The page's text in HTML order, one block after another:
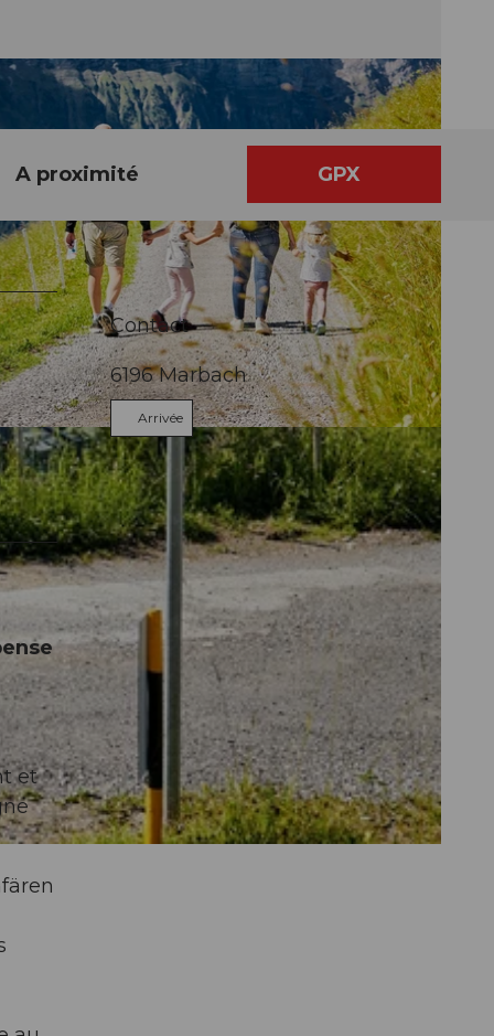
A proximité GPX
et
Contact
6196Marbach
Arrivée